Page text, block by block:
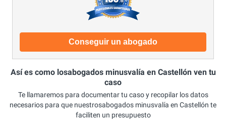
Conseguir un abogado
Así es como losabogados minusvalía en Castellón ven tu
caso
Te llamaremos para documentar tu caso y recopilar los datos
necesarios para que nuestrosabogados minusvalía en Castellón te
faciliten un presupuesto